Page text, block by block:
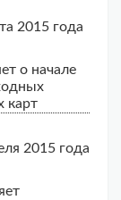
2015 года
о начале
карт
2015 года